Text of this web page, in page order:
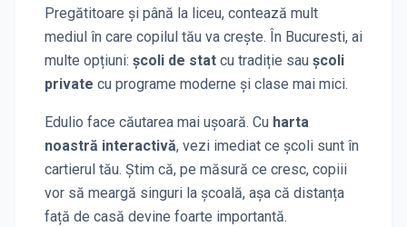
Pregătitoare și până la liceu, contează mult
mediul în care copilul tău va crește. În Bucuresti, ai
multe opțiuni: școli de stat cu tradiție sau școli
private cu programe moderne și clase mai mici.
Edulio face căutarea mai ușoară. Cu harta
noastră interactivă, vezi imediat ce școli sunt în
cartierul tău. Știm că, pe măsură ce cresc, copiii
vor să meargă singuri la școală, așa că distanța
față de casă devine foarte importantă.